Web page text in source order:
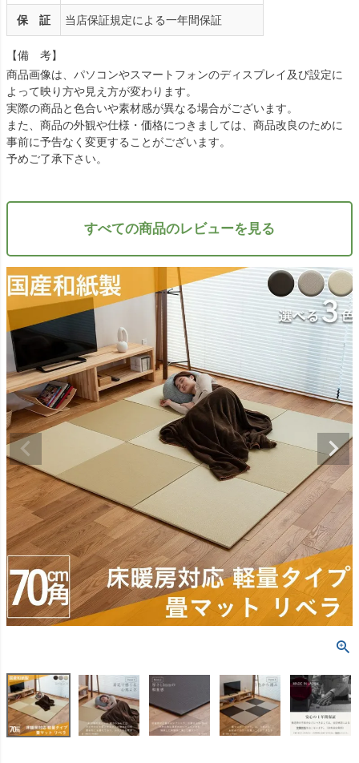
保 証 当店保証規定による一年間保証
【備 考】
商品画像は、パソコンやスマートフォンのディスプレイ及び設定に
よって映り方や見え方が変わります。
実際の商品と色合いや素材感が異なる場合がございます。
また、商品の外観や仕様・価格につきましては、商品改良のために
事前に予告なく変更することがございます。
予めご了承下さい。
すべての商品のレビューを見る